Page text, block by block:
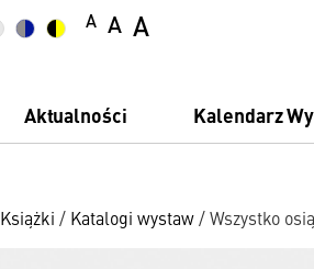
A A A
Aktualności Kalendarz
Książki / Katalogi wystaw/ Wszystko